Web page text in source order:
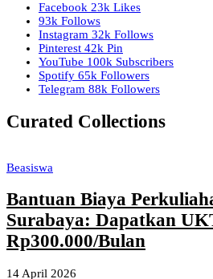
Facebook 23k Likes
93k Follows
Instagram 32k Follows
Pinterest 42k Pin
YouTube 100k Subscribers
Spotify 65k Followers
Telegram 88k Followers
Curated Collections
Beasiswa
Bantuan Biaya
Surabaya: Dapatkan
Rp300.000/Bulan
14 April 2026